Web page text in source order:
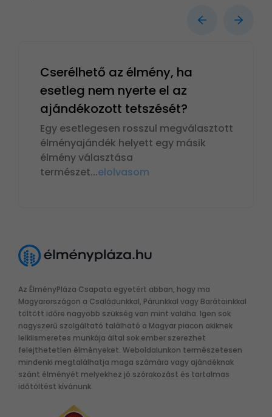
Cserélhető az élmény, ha
esetleg nem nyerte el az
ajándékozott tetszését?
Egy esetlegesen rosszul megválasztott
élményajándék helyett egy másik
élmény választása
természet...elolvasom
Az ÉlményPláza Csapata egyetért abban, hogy ma
Magyarországon a Családunkkal, Párunkkal vagy Barátainkkal
töltött időre nagyobb szükség van mint valaha. Igen sok
nagyszerű szolgáltató található a Magyar piacon akiknek
lelkiismeretes munkája által sok ember szerezhet
felejthetetlen élményeket. Weboldalunkon természetesen
mindenki megtalálhatja maga számára vagy ajándéknak
szánt élményét melyekhez jó szórakozást és tartalmas
időtöltést kívánunk.